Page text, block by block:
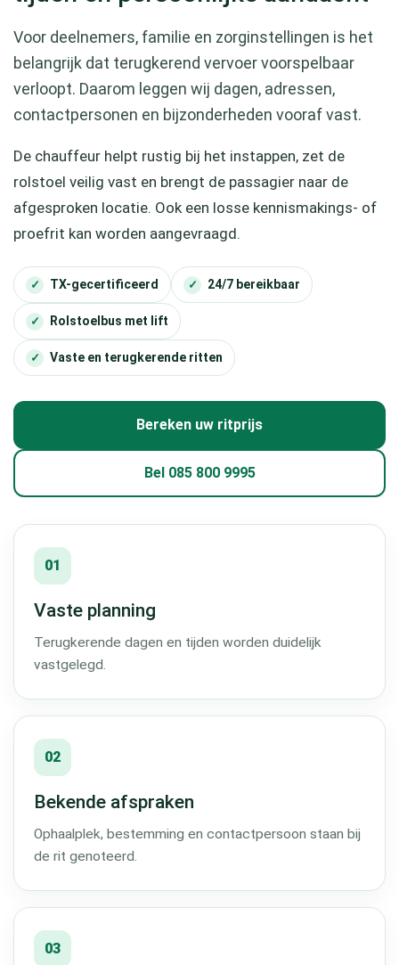
Voor deelnemers, familie en zorginstellingen is het
belangrijk dat terugkerend vervoer voorspelbaar
verloopt. Daarom leggen wij dagen, adressen,
contactpersonen en bijzonderheden vooraf vast.
De chauffeur helpt rustig bij het instappen, zet de
rolstoel veilig vast en brengt de passagier naar de
afgesproken locatie. Ook een losse kennismakings- of
proefrit kan worden aangevraagd.
TX-gecertificeerd 24/7 bereikbaar
Rolstoelbus met lift
Vaste en terugkerende ritten
Bereken uw ritprijs
Bel 085 800 9995
01
Vaste planning
Terugkerende dagen en tijden worden duidelijk
vastgelegd.
02
Bekende afspraken
Ophaalplek, bestemming en contactpersoon staan bij
de rit genoteerd.
03